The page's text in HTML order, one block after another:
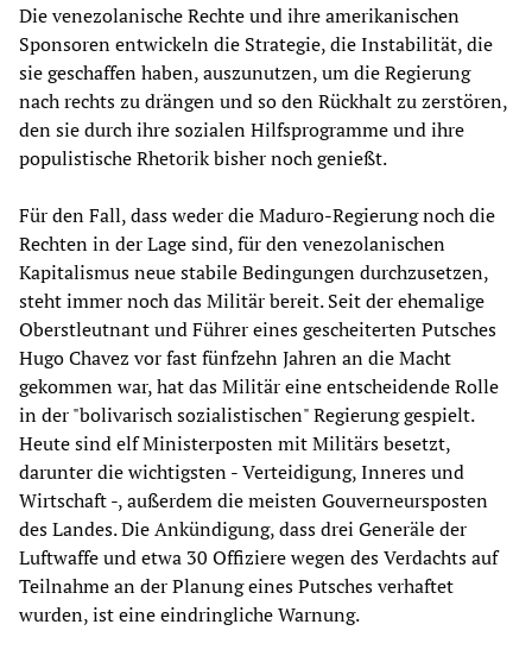
Die venezolanische Rechte und ihre amerikanischen
Sponsoren entwickeln die Strategie, die Instabilität, die
sie geschaffen haben, auszunutzen, um die Regierung
nach rechts zu drängen und so den Rückhalt zu zerstören,
den sie durch ihre sozialen Hilfsprogramme und ihre
populistische Rhetorik bisher noch genießt.
Für den Fall, dass weder die Maduro-Regierung noch die
Rechten in der Lage sind, für den venezolanischen
Kapitalismus neue stabile Bedingungen durchzusetzen,
steht immer noch das Militär bereit. Seit der ehemalige
Oberstleutnant und Führer eines gescheiterten Putsches
Hugo Chavez vor fast fünfzehn Jahren an die Macht
gekommen war, hat das Militär eine entscheidende Rolle
in der "bolivarisch sozialistischen" Regierung gespielt.
Heute sind elf Ministerposten mit Militärs besetzt,
darunter die wichtigsten - Verteidigung, Inneres und
Wirtschaft -, außerdem die meisten Gouverneursposten
des Landes. Die Ankündigung, dass drei Generäle der
Luftwaffe und etwa 30 Offiziere wegen des Verdachts auf
Teilnahme an der Planung eines Putsches verhaftet
wurden, ist eine eindringliche Warnung.